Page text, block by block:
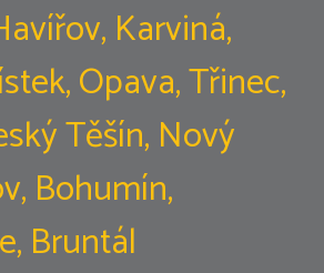
Karviná,
Opava, Třinec,
Těšín, Nový
Bohumín,
Bruntál